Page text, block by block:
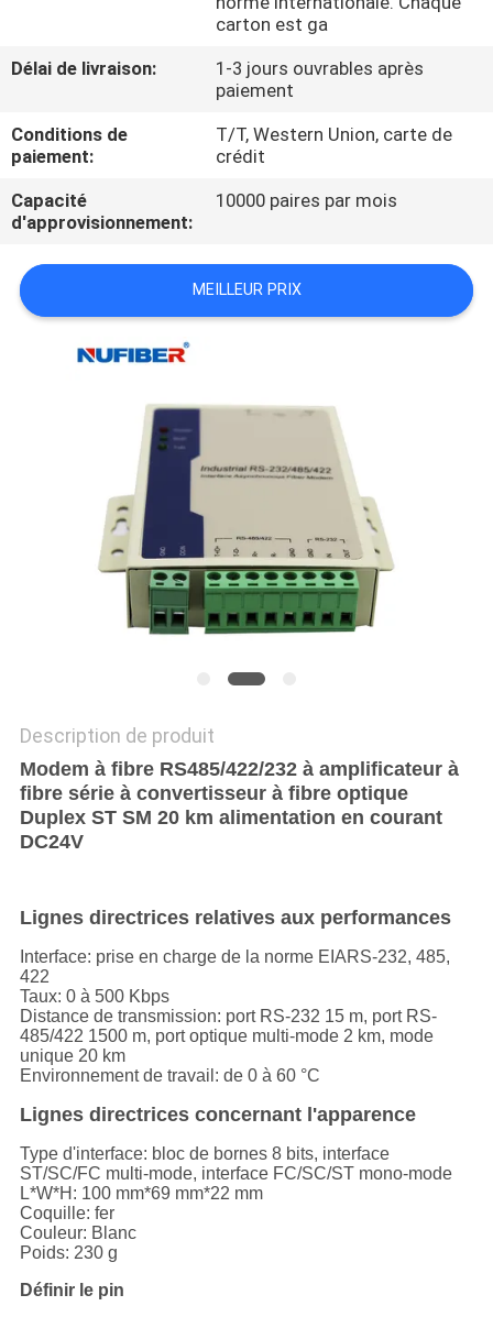
NOUVELLES
DEMANDEZ
UNE
CITATION
PLAN
POLITIQUE
CONFIDENTIALITÉ
carton est ga
Délai de livraison:
1-3 jours ouvrables après
paiement
Conditions de
paiement:
T/T, Western Union, carte de
crédit
Capacité
d'approvisionnement:
10000 paires par mois
MEILLEUR PRIX
Description de produit
Modem à fibre RS485/422/232 à amplificateur à
fibre série à convertisseur à fibre optique
Duplex ST SM 20 km alimentation en courant
DC24V
Lignes directrices relatives aux performances
Interface: prise en charge de la norme EIARS-232, 485,
422
Taux: 0 à 500 Kbps
Distance de transmission: port RS-232 15 m, port RS-
485/422 1500 m, port optique multi-mode 2 km, mode
unique 20 km
Environnement de travail: de 0 à 60 °C
Lignes directrices concernant l'apparence
Type d'interface: bloc de bornes 8 bits, interface
ST/SC/FC multi-mode, interface FC/SC/ST mono-mode
L*W*H: 100 mm*69 mm*22 mm
Coquille: fer
Couleur: Blanc
Poids: 230 g
Définir le pin